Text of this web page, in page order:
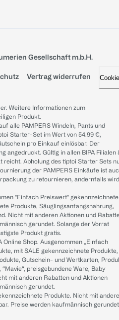
Gesellschaft m.b.H.
Vertrag widerrufen
Weitere Informationen zum
Produkt.
alle PAMPERS Windeln, Pants und
Starter-Set im Wert von 54.99 €,
pro Einkauf einlösbar. Der
angedruckt. Gültig in allen BIPA Filialen
reicht. Abholung des tiptoi Starter Sets
der PAMPERS Einkäufe ist
zu retournieren, andernfalls wird
"Einfach Preiswert" gekennzeichnete
Produkte, Säuglingsanfangsnahrung,
Nicht mit anderen Aktionen und
gerundet. Solange der Vorrat
Produkt gratis.
Online Shop. Ausgenommen „Einfach
mit SALE gekennzeichnete Produkte,
Gutschein- und Wertkarten,
“Mavie“, preisgebundene Ware, Baby
mit anderen Rabatten und Aktionen
gerundet.
Produkte. Nicht mit
Preise werden kaufmännisch